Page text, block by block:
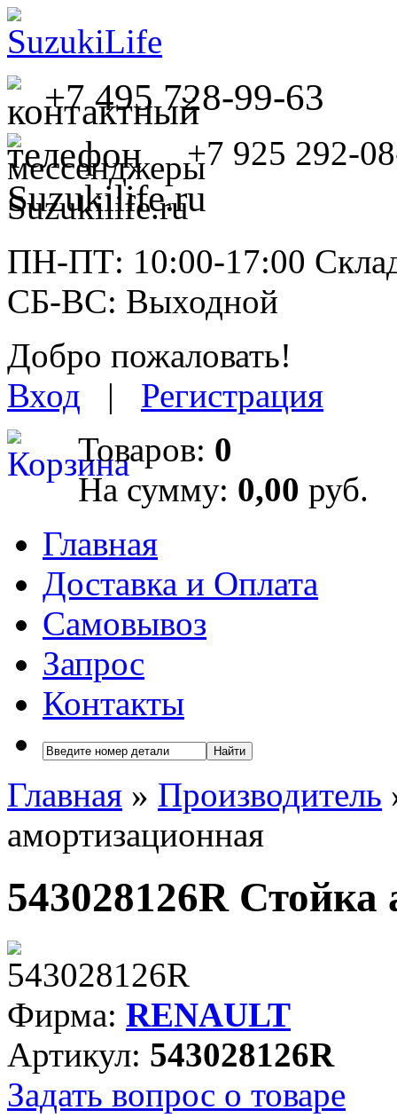
+7 495 728-99-63
+7 925 292-
ПН-ПТ: 10:00-17:00
СБ-ВС: Выходной
Добро пожаловать!
Вход | Регистрация
Товаров: 0
На сумму: 0,00 руб.
Главная
Доставка и Оплата
Самовывоз
Запрос
Контакты
Найти
Главная » Производитель
амортизационная
543028126R Стойка
Фирма: RENAULT
Артикул: 543028126R
Задать вопрос о товаре